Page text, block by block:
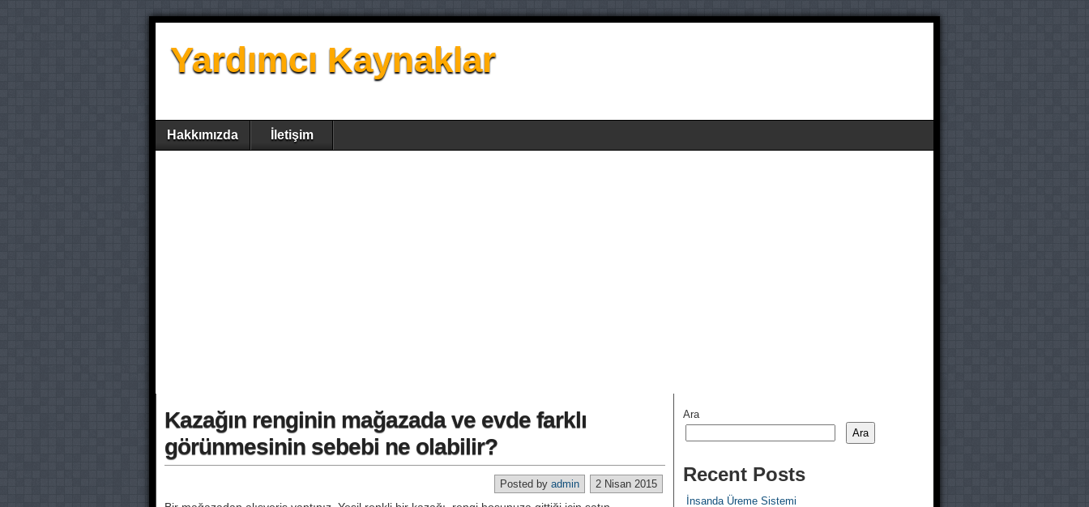
Yardımcı Kaynaklar
Hakkımızda İletişim
Kazağın renginin mağazada ve evde farklı
görünmesinin sebebi ne olabilir?
2 Nisan 2015
Posted by admin
Ara
Ara
Recent Posts
İnsanda Üreme Sistemi